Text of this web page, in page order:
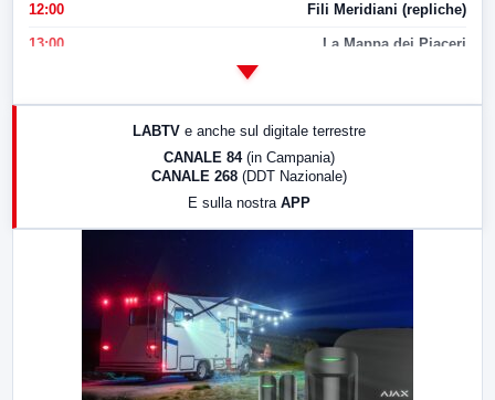
12:00 Fili Meridiani (repliche)
13:00 La Mappa dei Piaceri
LABTV e anche sul digitale terrestre
CANALE 84 (in Campania)
CANALE 268 (DDT Nazionale)
E sulla nostra APP